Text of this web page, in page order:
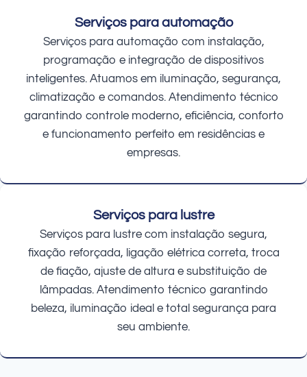
Serviços para automação
Serviços para automação com instalação,
programação e integração de dispositivos
inteligentes. Atuamos em iluminação, segurança,
climatização e comandos. Atendimento técnico
garantindo controle moderno, eficiência, conforto
e funcionamento perfeito em residências e
empresas.
Serviços para lustre
Serviços para lustre com instalação segura,
fixação reforçada, ligação elétrica correta, troca
de fiação, ajuste de altura e substituição de
lâmpadas. Atendimento técnico garantindo
beleza, iluminação ideal e total segurança para
seu ambiente.